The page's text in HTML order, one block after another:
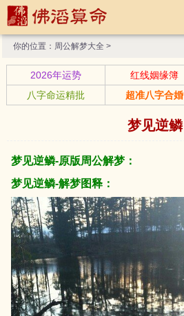
你的位置： 周公解梦大全 >
2026年运势 红线姻缘簿
八字命运精批
超准八字合婚
梦见逆鳞
梦见逆鳞-原版周公解梦：
梦见逆鳞-解梦图释：